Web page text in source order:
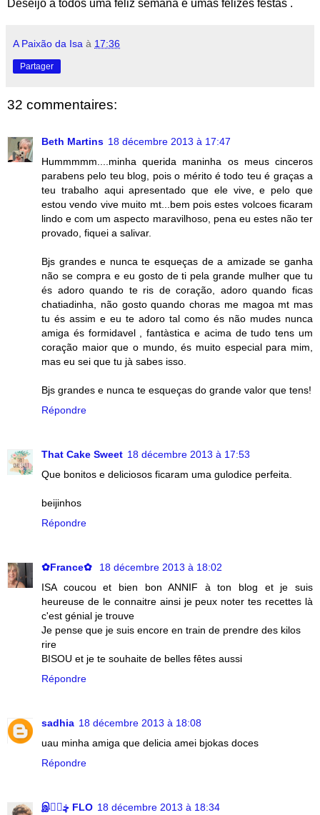
Deseijo a todos uma feliz semana e umas felizes festas .
A Paixão da Isa à 17:36
Partager
32 commentaires:
Beth Martins 18 décembre 2013 à 17:47
Hummmmm....minha querida maninha os meus cinceros
parabens pelo teu blog, pois o mérito é todo teu é graças a
teu trabalho aqui apresentado que ele vive, e pelo que
estou vendo vive muito mt...bem pois estes volcoes ficaram
lindo e com um aspecto maravilhoso, pena eu estes não ter
provado, fiquei a salivar.
Bjs grandes e nunca te esqueças de a amizade se ganha
não se compra e eu gosto de ti pela grande mulher que tu
és adoro quando te ris de coração, adoro quando ficas
chatiadinha, não gosto quando choras me magoa mt mas
tu és assim e eu te adoro tal como és não mudes nunca
amiga és formidavel , fantàstica e acima de tudo tens um
coração maior que o mundo, és muito especial para mim,
mas eu sei que tu jà sabes isso.
Bjs grandes e nunca te esqueças do grande valor que tens!
Répondre
That Cake Sweet 18 décembre 2013 à 17:53
Que bonitos e deliciosos ficaram uma gulodice perfeita.
beijinhos
Répondre
✿France✿
18 décembre 2013 à 18:02
ISA coucou et bien bon ANNIF à ton blog et je suis
heureuse de le connaitre ainsi je peux noter tes recettes là
c'est génial je trouve
Je pense que je suis encore en train de prendre des kilos
rire
BISOU et je te souhaite de belles fêtes aussi
Répondre
sadhia 18 décembre 2013 à 18:08
uau minha amiga que delicia amei bjokas doces
Répondre
இڿڰۣ FLO 18 décembre 2013 à 18:34